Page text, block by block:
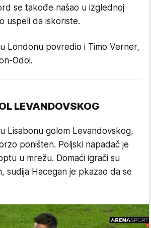
se takođe našao u izglednoj
uspeli da iskoriste.
Londonu povredio i Timo Verner,
Odoi.
LEVANDOVSKOG
Lisabonu golom Levandovskog,
poništen. Poljski napadač je
u mrežu. Domaći igrači su
sudija Hacegan je pkazao da se